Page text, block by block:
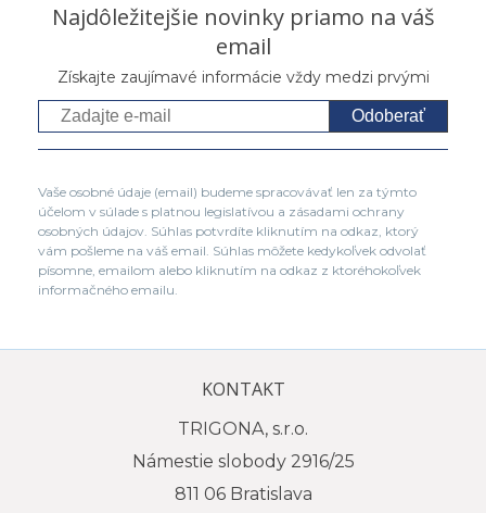
Najdôležitejšie novinky priamo na váš
email
Získajte zaujímavé informácie vždy medzi prvými
Odoberať
Vaše osobné údaje (email) budeme spracovávať len za týmto
účelom v súlade s platnou legislatívou a zásadami ochrany
osobných údajov. Súhlas potvrdíte kliknutím na odkaz, ktorý
vám pošleme na váš email. Súhlas môžete kedykoľvek odvolať
písomne, emailom alebo kliknutím na odkaz z ktoréhokoľvek
informačného emailu.
KONTAKT
TRIGONA, s.r.o.
Námestie slobody 2916/25
811 06 Bratislava